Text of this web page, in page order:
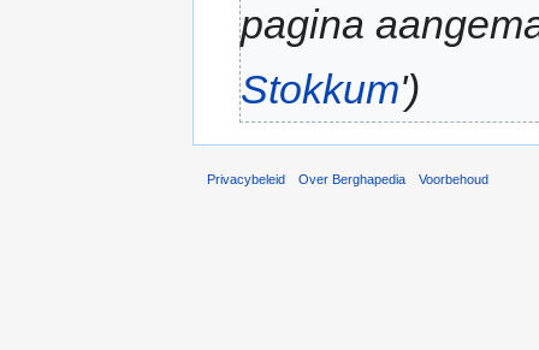
pagina
Stokkum')
Privacybeleid Over Berghapedia Voorbehoud